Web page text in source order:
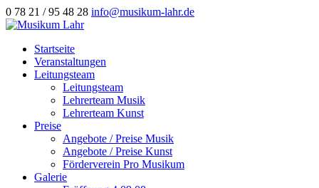
0 78 21 / 95 48 28 info@musikum-lahr.de
Startseite
Veranstaltungen
Leitungsteam
Leitungsteam
Lehrerteam Musik
Lehrerteam Kunst
Preise
Angebote / Preise Musik
Angebote / Preise Kunst
Förderverein Pro Musikum
Galerie